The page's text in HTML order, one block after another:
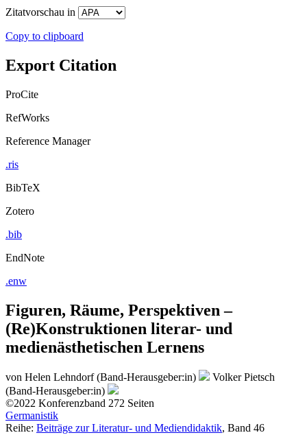
Zitatvorschau in
Copy to clipboard
Export Citation
ProCite
RefWorks
Reference Manager
.ris
BibTeX
Zotero
.bib
EndNote
.enw
Figuren, Räume, Perspektiven –
(Re)Konstruktionen literar- und
medienästhetischen Lernens
von Helen Lehndorf (Band-Herausgeber:in)
Volker Pietsch
(Band-Herausgeber:in)
©2022 Konferenzband 272 Seiten
Germanistik
Reihe: Beiträge zur Literatur- und Mediendidaktik, Band 46